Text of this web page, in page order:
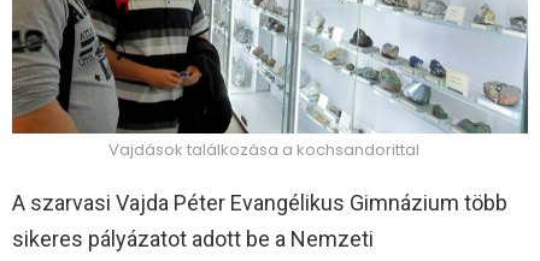
Vajdások találkozása a kochsandorittal
A szarvasi Vajda Péter Evangélikus Gimnázium több
sikeres pályázatot adott be a Nemzeti